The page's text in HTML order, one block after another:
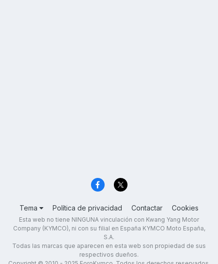
Tema Política de privacidad Contactar Cookies
Esta web no tiene NINGUNA vinculación con Kwang Yang Motor
Company (KYMCO), ni con su filial en España KYMCO Moto España,
S.A.
Todas las marcas que aparecen en esta web son propiedad de sus
respectivos dueños.